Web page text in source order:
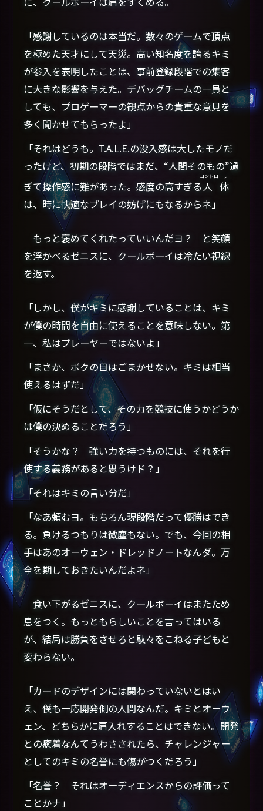
「感謝しているのは本当だ。数々のゲームで頂点
を極めた天才にして天災。高い知名度を誇るキミ
が参入を表明したことは、事前登録段階での集客
に大きな影響を与えた。デバッグチームの一員と
しても、プロゲーマーの観点からの貴重な意見を
多く聞かせてもらったよ」
「それはどうも。T.A.L.E.の没入感は大したモノだ
ったけど、初期の段階ではまだ、“人間そのもの”過
ぎて操作感に難があった。感度の高すぎる人体
コントローラー
は、時に快適なプレイの妨げにもなるからネ」
もっと褒めてくれたっていいんだヨ？ と笑顔
を浮かべるゼニスに、クールボーイは冷たい視線
を返す。
「しかし、僕がキミに感謝していることは、キミ
が僕の時間を自由に使えることを意味しない。第
一、私はプレーヤーではないよ」
「まさか、ボクの目はごまかせない。キミは相当
使えるはずだ」
「仮にそうだとして、その力を競技に使うかどうか
は僕の決めることだろう」
「そうかな？ 強い力を持つものには、それを行
使する義務があると思うけド？」
「それはキミの言い分だ」
「なあ頼むヨ。もちろん現段階だって優勝はでき
る。負けるつもりは微塵もない。でも、今回の相
手はあのオーウェン・ドレッドノートなんダ。万
全を期しておきたいんだよネ」
食い下がるゼニスに、クールボーイはまたため
息をつく。もっともらしいことを言ってはいる
が、結局は勝負をさせろと駄々をこねる子どもと
変わらない。
「カードのデザインには関わっていないとはい
え、僕も一応開発側の人間なんだ。キミとオーウ
ェン、どちらかに肩入れすることはできない。開発
との癒着なんてうわさされたら、チャレンジャー
としてのキミの名誉にも傷がつくだろう」
「名誉？ それはオーディエンスからの評価って
ことかナ」